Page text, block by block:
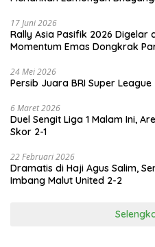
17 Juni 2026
Rally Asia Pasifik 2026 Digelar
Momentum Emas Dongkrak
24 Mei 2026
Persib Juara BRI Super
6 Maret 2026
Duel Sengit Liga 1 Malam Ini,
Skor 2-1
22 Februari 2026
Dramatis di Haji Agus Salim,
Imbang Malut United 2-2